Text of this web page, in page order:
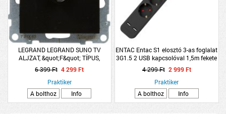
LEGRAND LEGRAND SUNO TV
ALJZAT, &quot;F&quot; TÍPUS,
CSILLAGPONTOS, FEKETE
6 399 Ft 4 299 Ft
Praktiker
A bolthoz
Info
ENTAC Entac S1 elosztó 3-as foglalat
3G1.5 2 USB kapcsolóval 1,5m fekete
4 299 Ft 2 999 Ft
Praktiker
A bolthoz
Info